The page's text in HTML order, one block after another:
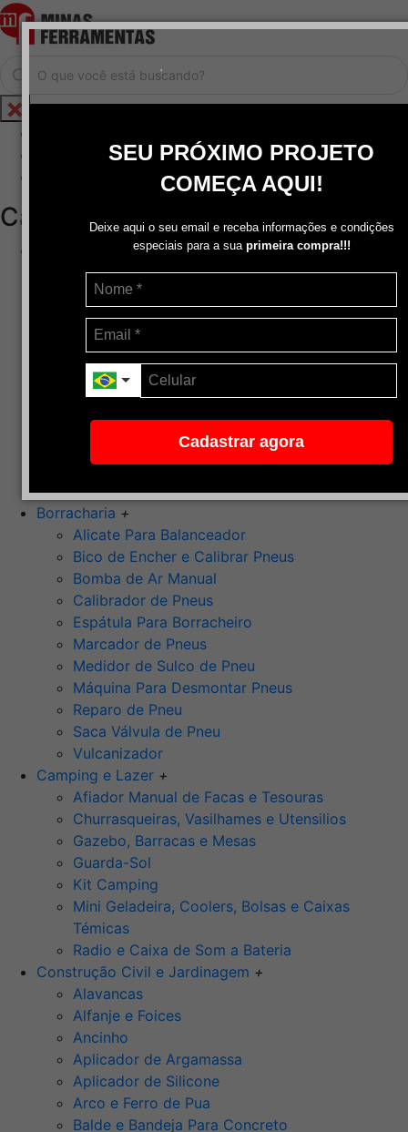
.
SEU PRÓXIMO PROJETO
COMEÇA AQUI!
Deixe aqui o seu email e receba informações e condições
especiais para a sua primeira compra!!!
Cadastrar agora
Cadastrar / Logar
Central de Atendimento
Categorias
Disco de Corte
Disco de Corte e Desbaste-Dupla Aplicação
Disco de Desbaste
Escovas de Aço
Escovas de Latão
Lixas
Pasta Para Assentar Válvula
Pedra de Afiar
Ponta Montada (Oxido de Alumínio)
Rebolos
Borracharia +
Alicate Para Balanceador
Bico de Encher e Calibrar Pneus
Bomba de Ar Manual
Calibrador de Pneus
Espátula Para Borracheiro
Marcador de Pneus
Medidor de Sulco de Pneu
Máquina Para Desmontar Pneus
Reparo de Pneu
Saca Válvula de Pneu
Vulcanizador
Camping e Lazer +
Afiador Manual de Facas e Tesouras
Churrasqueiras, Vasilhames e Utensilios
Gazebo, Barracas e Mesas
Guarda-Sol
Kit Camping
Mini Geladeira, Coolers, Bolsas e Caixas
Témicas
Radio e Caixa de Som a Bateria
Construção Civil e Jardinagem +
Alavancas
Alfanje e Foices
Ancinho
Aplicador de Argamassa
Aplicador de Silicone
Arco e Ferro de Pua
Balde e Bandeja Para Concreto